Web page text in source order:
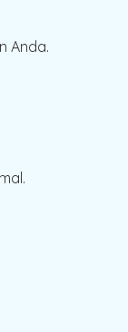
Anda.